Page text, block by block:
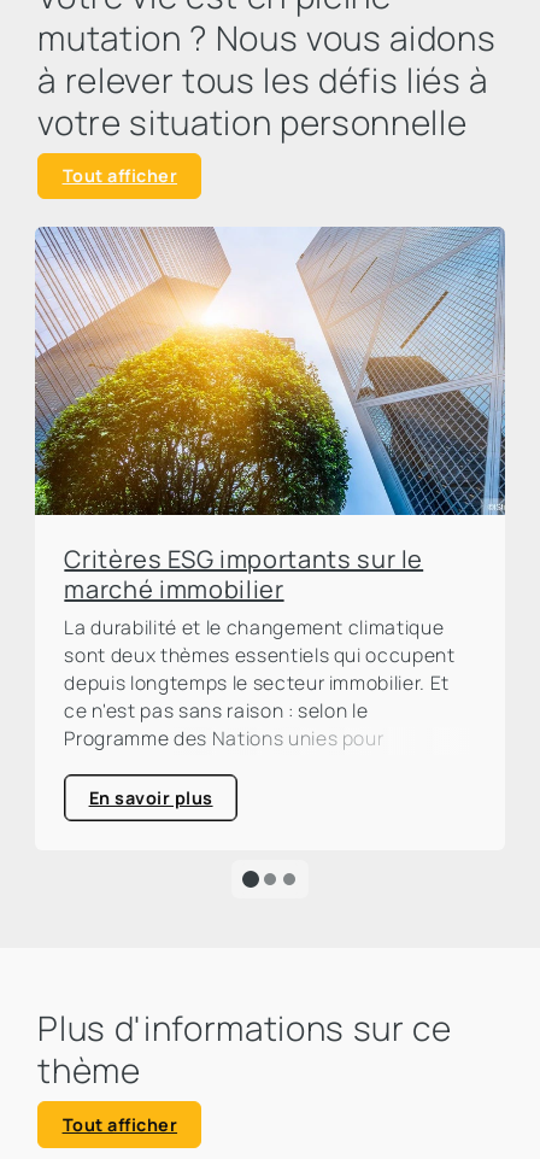
mutation ? Nous vous aidons
à relever tous les défis liés à
votre situation personnelle
Tout afficher
Critères ESG importants sur le
marché immobilier
La durabilité et le changement climatique
sont deux thèmes essentiels qui occupent
depuis longtemps le secteur immobilier. Et
ce n'est pas sans raison : selon le
Programme des Nations unies pour
construction et de l'immobilier est
responsable d'environ un tiers des émissions
appelle à l'action et souligne clairement
En savoir plus
Plus d'informations sur ce
thème
Tout afficher